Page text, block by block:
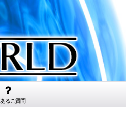
るご質問